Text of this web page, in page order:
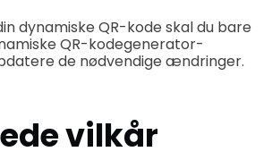
dynamiske QR-kode skal du bare
QR-kodegenerator-
de nødvendige ændringer.
vilkår